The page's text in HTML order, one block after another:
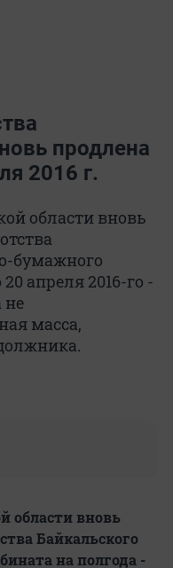
продлена
2016 г.
области вновь
бумажного
апреля 2016-го -
не
масса,
области вновь
Байкальского
на полгода -